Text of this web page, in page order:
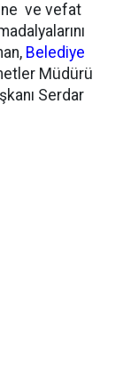
ve vefat
Belediye
Müdürü
Serdar